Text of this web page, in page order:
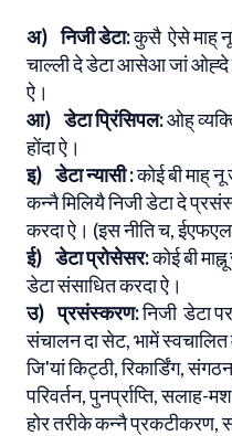
अ) निजी डेटा:कुसै ऐसे माह् नू
चाल्ली दे डेटा आसेआ जां ओह्दे
ऐ।
आ) डेटा प्रिंसिपल:ओह्
होंदा ऐ।
इ) डेटा न्यासी :कोई बी माह्
कन्नै मिलियै निजी डेटा दे
करदा ऐ। (इस नीति च, ईएफएल
ई) डेटा प्रोसेसर:कोई बी
डेटा संसाधित करदा ऐ।
उ) प्रसंस्करण:निजी डेटा
संचालन दा सेट, भामें स्वचालित
जि'यां किट्ठी, रिकार्डिंग,
परिवर्तन, पुनर्प्राप्ति, सलाह-
होर तरीके कन्नै प्रकटीकरण,